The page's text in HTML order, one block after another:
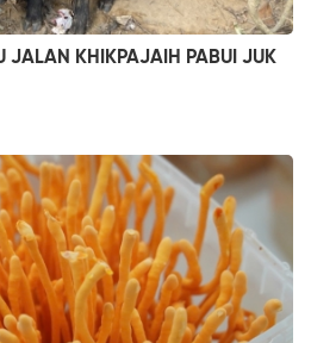
JALAN KHIKPAJAIH PABUI JUK